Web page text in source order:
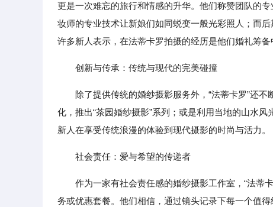
更是一次难忘的旅行和情感的升华。他们称赞团队的
妆师的专业技术让新娘们如同蜕变一般光彩照人；而
许多新人表示，在法蒂卡罗拍摄的经历是他们婚礼筹
创新与传承：传统与现代的完美碰撞
除了提供传统的婚纱摄影服务外，“法蒂卡罗”还
化，推出“茶园婚纱摄影”系列；或是利用当地的山水
新人在享受传统浪漫的体验到现代摄影的时尚与活力。
社会责任：爱与希望的传递者
作为一家有社会责任感的婚纱摄影工作室，“法蒂
务或优惠套餐。他们相信，通过镜头记录下每一个值